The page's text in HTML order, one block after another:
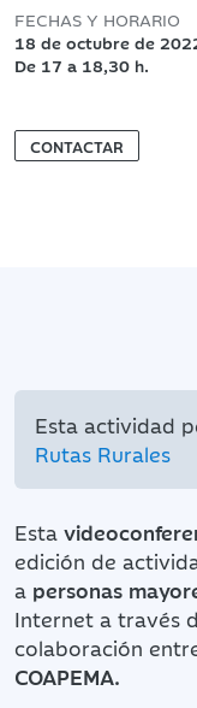
FECHAS Y HORARIO
18 de octubre de
De 17 a 18,30 h.
CONTACTAR
Esta actividad
Rutas Rurales
Esta
edición de
a personas
Internet a través
colaboración
COAPEMA.